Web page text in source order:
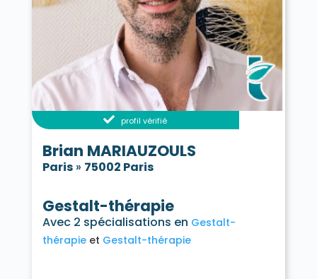
profil vérifié
Brian MARIAUZOULS
Paris» 75002 Paris
Gestalt-thérapie
Avec 2 spécialisations en Gestalt-
thérapie
Gestalt-thérapie